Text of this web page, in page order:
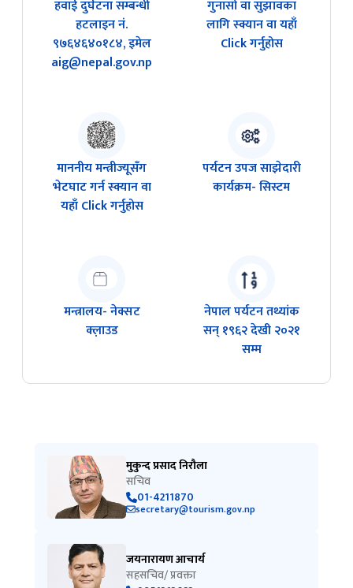
हवाई दुर्घटना सम्बन्धी
हटलाइन नं.
९७६४६४०१८४, इमेल
aig@nepal.gov.np
गुनासो वा सुझावका
लागि स्क्यान वा यहाँ
Click गर्नुहोस
माननीय मन्त्रीज्यूसँग
भेटघाट गर्न स्क्यान वा
यहाँ Click गर्नुहोस
पर्यटन उपज साझेदारी
कार्यक्रम- सिस्टम
मन्त्रालय- नेक्सट
क्ल़ाउड
नेपाल पर्यटन तथ्यांक
सन् १९६२ देखी २०२१
सम्म
मुकुन्द प्रसाद निरौला
सचिव
01-4211870
secretary@tourism.gov.np
जयनारायण आचार्य
सहसचिव/ प्रवक्ता